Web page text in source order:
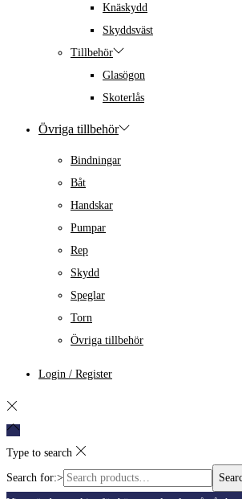
Knäskydd
Skyddsväst
Tillbehör
Glasögon
Skoterlås
Övriga tillbehör
Bindningar
Båt
Handskar
Pumpar
Rep
Skydd
Speglar
Torn
Övriga tillbehör
Login / Register
Type to search
Search for:>